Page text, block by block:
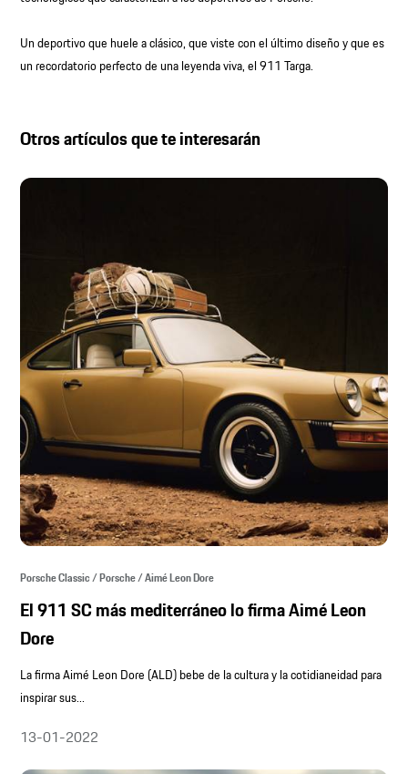
Un deportivo que huele a clásico, que viste con el último diseño y que es
un recordatorio perfecto de una leyenda viva, el 911 Targa.
Otros artículos que te interesarán
Porsche Classic / Porsche / Aimé Leon Dore
El 911 SC más mediterráneo lo firma Aimé Leon
Dore
La firma Aimé Leon Dore (ALD) bebe de la cultura y la cotidianeidad para
inspirar sus...
13-01-2022